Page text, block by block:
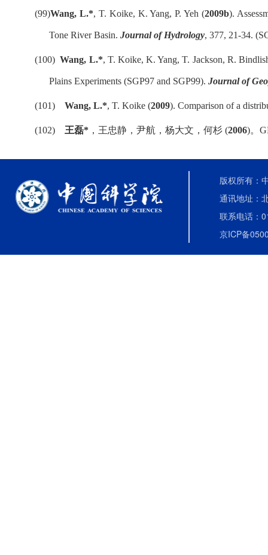
(99)Wang, L.*, T. Koike, K. Yang, P. Yeh (2009b).
Tone River Basin. Journal of Hydrology, 377, 21-34.
(100)Wang, L.*, T. Koike, K. Yang, T. Jackson, R.
Plains Experiments (SGP97 and SGP99).Journal of
(101) Wang, L.*, T. Koike (2009). Comparison of a
(102) 王磊* ，王忠静，尹航，杨大文，何杉 (2006)。
版权所有：
通讯地址：
联系电话：
京ICP备